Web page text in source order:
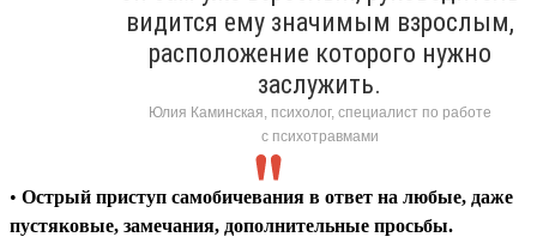
видится ему значимым взрослым,
расположение которого нужно
заслужить.
Юлия Каминская, психолог, специалист по работе
с психотравмами
• Острый приступ самобичевания в ответ на любые, даже
пустяковые, замечания, дополнительные просьбы.